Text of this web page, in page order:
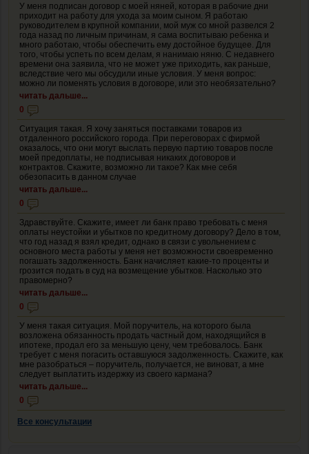
У меня подписан договор с моей няней, которая в рабочие дни
приходит на работу для ухода за моим сыном. Я работаю
руководителем в крупной компании, мой муж со мной развелся 2
года назад по личным причинам, я сама воспитываю ребенка и
много работаю, чтобы обеспечить ему достойное будущее. Для
того, чтобы успеть по всем делам, я нанимаю няню. С недавнего
времени она заявила, что не может уже приходить, как раньше,
вследствие чего мы обсудили иные условия. У меня вопрос:
можно ли поменять условия в договоре, или это необязательно?
читать дальше...
0
Ситуация такая. Я хочу заняться поставками товаров из
отдаленного российского города. При переговорах с фирмой
оказалось, что они могут выслать первую партию товаров после
моей предоплаты, не подписывая никаких договоров и
контрактов. Скажите, возможно ли такое? Как мне себя
обезопасить в данном случае
читать дальше...
0
Здравствуйте. Скажите, имеет ли банк право требовать с меня
оплаты неустойки и убытков по кредитному договору? Дело в том,
что год назад я взял кредит, однако в связи с увольнением с
основного места работы у меня нет возможности своевременно
погашать задолженность. Банк начисляет какие-то проценты и
грозится подать в суд на возмещение убытков. Насколько это
правомерно?
читать дальше...
0
У меня такая ситуация. Мой поручитель, на которого была
возложена обязанность продать частный дом, находящийся в
ипотеке, продал его за меньшую цену, чем требовалось. Банк
требует с меня погасить оставшуюся задолженность. Скажите, как
мне разобраться – поручитель, получается, не виноват, а мне
следует выплатить издержку из своего кармана?
читать дальше...
0
Все консультации